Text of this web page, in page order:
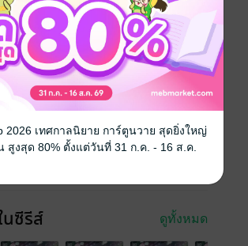
นิยายจีนแปล
สลับชะตา ชายามือสังหาร
pdf, epub
24 เมษายน 2569
505 หน้า (≈ 102,725 คำ)
นซีรีส์ ดูทั้งหมด
2026 เทศกาลนิยาย การ์ตูนวาย สุดยิ่งใหญ่
สูงสุด 80% ตั้งแต่วันที่ 31 ก.ค. - 16 ส.ค.